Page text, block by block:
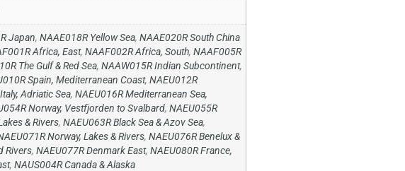
Japan, NAAE018R Yellow Sea, NAAE020R South China
Africa, East, NAAF002R Africa, South, NAAF005R
The Gulf & Red Sea, NAAW015R Indian Subcontinent,
Spain, Mediterranean Coast, NAEU012R
Adriatic Sea, NAEU016R Mediterranean Sea,
Norway, Vestfjorden to Svalbard, NAEU055R
& Rivers, NAEU063R Black Sea & Azov Sea,
Norway, Lakes & Rivers, NAEU076R Benelux &
Rivers, NAEU077R Denmark East, NAEU080R France,
, NAUS004R Canada & Alaska